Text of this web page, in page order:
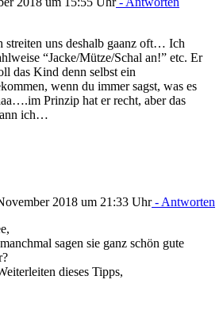
streiten uns deshalb gaanz oft… Ich
“Jacke/Mütze/Schal an!” etc. Er
das Kind denn selbst ein
wenn du immer sagst, was es
Prinzip hat er recht, aber das
ich…
2018 um 21:33 Uhr- Antworten
sagen sie ganz schön gute
dieses Tipps,